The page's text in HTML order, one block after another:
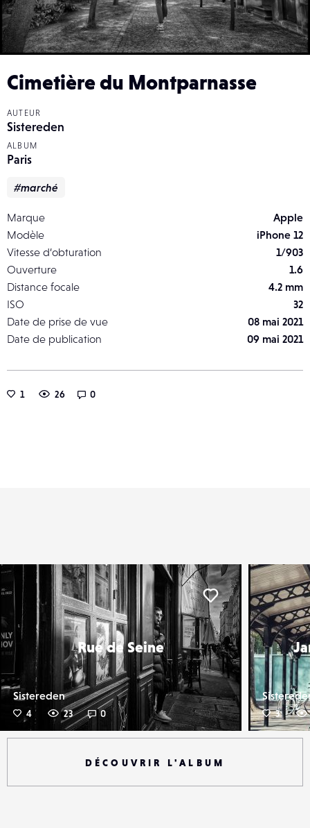
Cimetière du Montparnasse
AUTEUR
Sistereden
ALBUM
Paris
#marché
Marque
Apple
Modèle
iPhone 12
Vitesse d’obturation
1/903
Ouverture
1.6
Distance focale
4.2 mm
ISO
32
Date de prise de vue
08 mai 2021
Date de publication
09 mai 2021
1 26 0
Rue de Seine
Sistereden
4 23 0
Liker
3
DÉCOUVRIR L'ALBUM